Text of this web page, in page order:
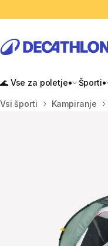
🌊 Vse za poletje Športi
Domov
Vsi športi Kampiranje